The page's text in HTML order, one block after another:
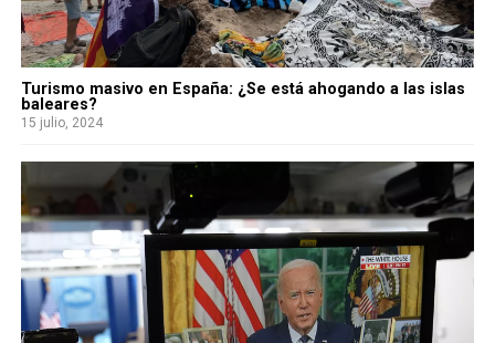
Turismo masivo en España: ¿Se está ahogando a las islas
baleares?
15 julio, 2024